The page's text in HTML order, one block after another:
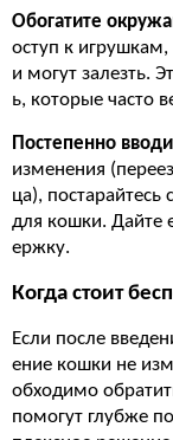
Обогатите
оступ к
и могут залезть.
ь, которые часто
Постепенно
изменения
ца),
для кошки. Дайте
ержку.
Когда стоит
Если после
ение кошки не
обходимо
помогут глубже